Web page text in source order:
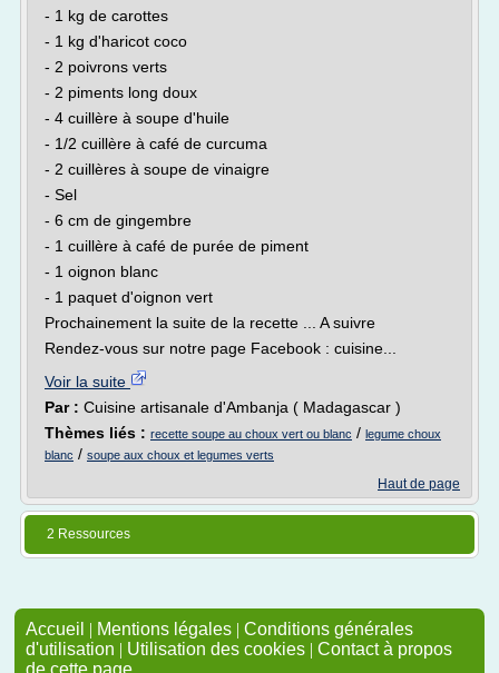
- 1 kg de carottes
- 1 kg d'haricot coco
- 2 poivrons verts
- 2 piments long doux
- 4 cuillère à soupe d'huile
- 1/2 cuillère à café de curcuma
- 2 cuillères à soupe de vinaigre
- Sel
- 6 cm de gingembre
- 1 cuillère à café de purée de piment
- 1 oignon blanc
- 1 paquet d'oignon vert
Prochainement la suite de la recette ... A suivre
Rendez-vous sur notre page Facebook : cuisine...
Voir la suite
Par : Cuisine artisanale d'Ambanja ( Madagascar )
Thèmes liés : recette soupe au choux vert ou blanc / legume choux
blanc / soupe aux choux et legumes verts
Haut de page
2 Ressources
Accueil | Mentions légales | Conditions générales
d'utilisation | Utilisation des cookies | Contact à propos
de cette page